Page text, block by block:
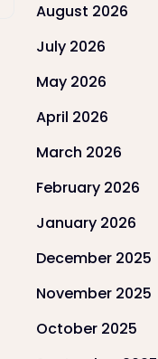
August 2026
July 2026
May 2026
April 2026
March 2026
February 2026
January 2026
December 2025
November 2025
October 2025